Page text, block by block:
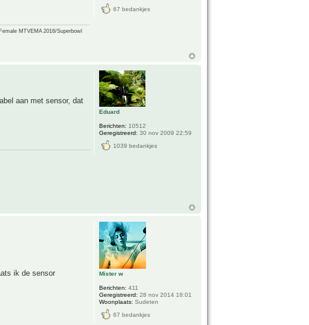
MTVEMA 2016/Superbowl
67 bedankjes
aan met sensor, dat
Eduard
Berichten: 10512
Geregistreerd: 30 nov 2009 22:59
1039 bedankjes
ik de sensor Mister w
Berichten: 411
Geregistreerd: 28 nov 2014 18:01
Woonplaats: Sudeten
67 bedankjes